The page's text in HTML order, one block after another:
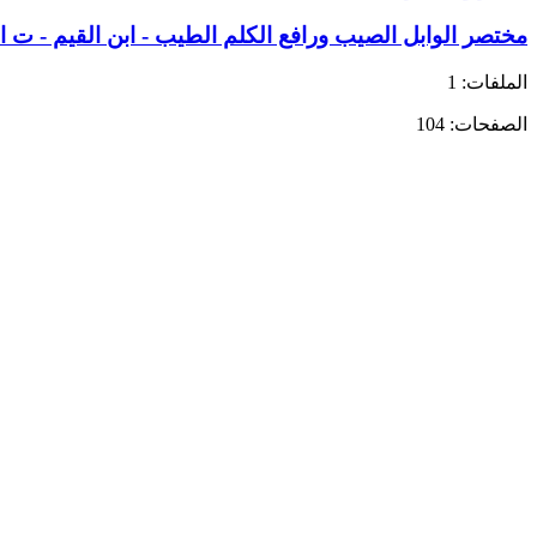
مختصر الوابل الصيب ورافع الكلم الطيب - ابن القيم - ت
الملفات: 1
الصفحات: 104